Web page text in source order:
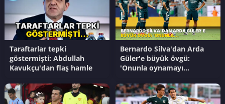
Taraftarlar tepki
göstermişti: Abdullah
Kavukçu'dan flaş hamle
Bernardo Silva'dan Arda
Güler'e büyük övgü:
'Onunla oynamayı